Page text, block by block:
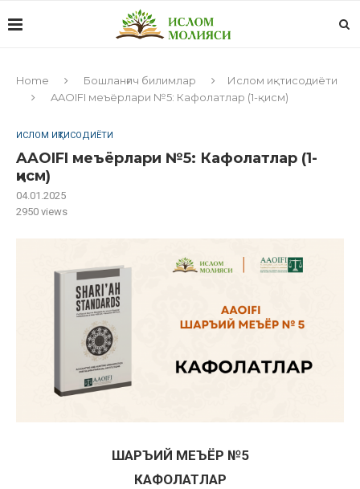
Home Бошланғич билимлар
Ислом иқтисодиёти
AAOIFI меъёрлари №5: Кафолатлар (1-қисм)
ИСЛОМ ИҚТИСОДИЁТИ
AAOIFI меъёрлари №5: Кафолатлар (1-
қисм)
04.01.2025
2950 views
ШАРЪИЙ МЕЪЁР №5
КАФОЛАТЛАР